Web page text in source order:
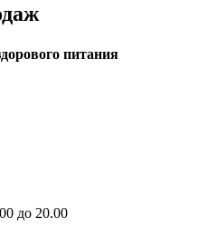
питания
до 20.00